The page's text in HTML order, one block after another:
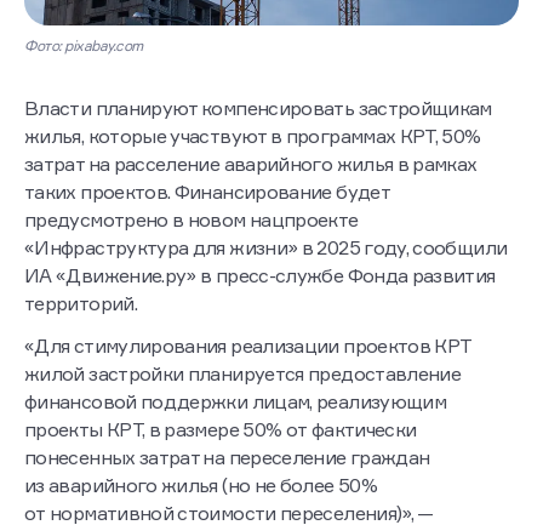
Фото: pixabay.com
Власти планируют компенсировать застройщикам
жилья, которые участвуют в программах КРТ, 50%
затрат на расселение аварийного жилья в рамках
таких проектов. Финансирование будет
предусмотрено в новом нацпроекте
«Инфраструктура для жизни» в 2025 году, сообщили
ИА «Движение.ру» в пресс-службе Фонда развития
территорий.
«Для стимулирования реализации проектов КРТ
жилой застройки планируется предоставление
финансовой поддержки лицам, реализующим
проекты КРТ, в размере 50% от фактически
понесенных затрат на переселение граждан
из аварийного жилья (но не более 50%
от нормативной стоимости переселения)», —